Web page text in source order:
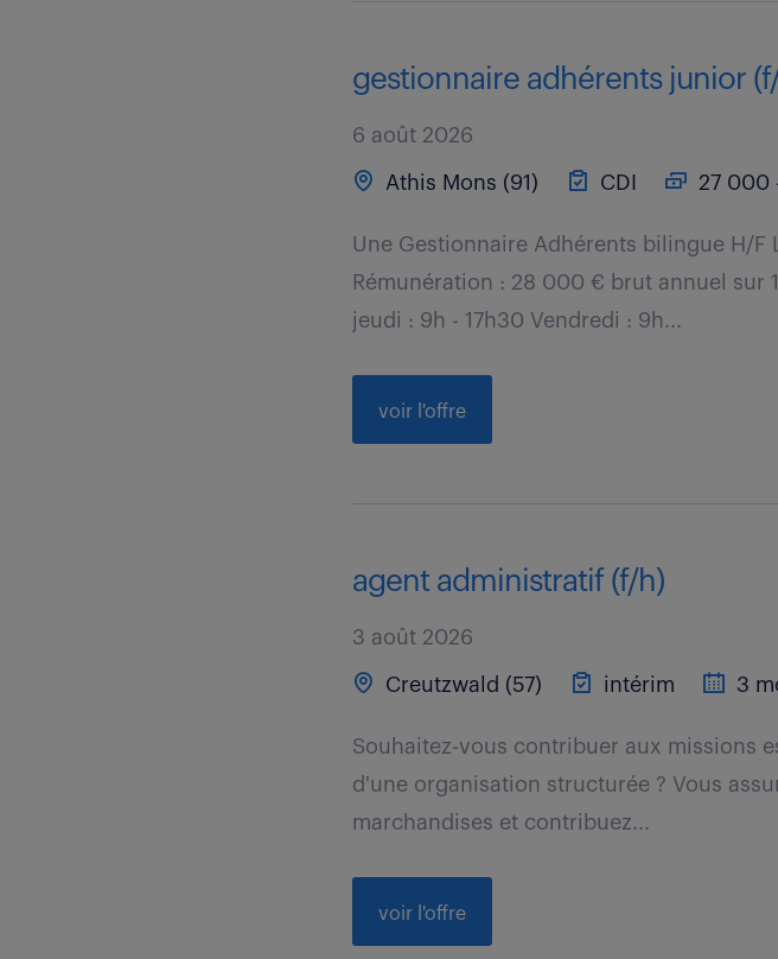
gestionnaire adhérents junior
6 août 2026
Athis Mons (91) CDI 27 000
Une Gestionnaire Adhérents bilingue H/F
Rémunération : 28 000 € brut annuel sur
jeudi : 9h - 17h30 Vendredi : 9h...
voir l'offre
agent administratif (f/h)
3 août 2026
Creutzwald (57) intérim 3
Souhaitez-vous contribuer aux missions
d'une organisation structurée ? Vous
marchandises et contribuez...
voir l'offre